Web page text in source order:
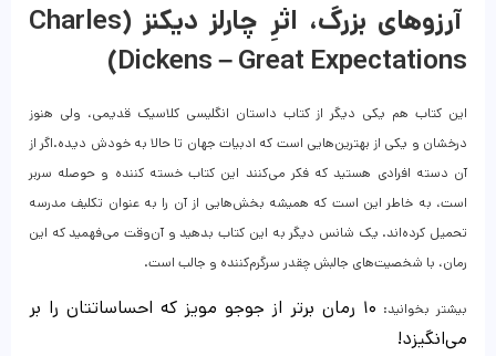
آرزوهای بزرگ، اثرِ چارلز دیکنز (Charles
Dickens – Great Expectations)
این کتاب هم یکی دیگر از کتاب داستان انگلیسی کلاسیک قدیمی، ولی هنوز
درخشان و یکی از بهترین‌هایی است که ادبیات جهان تا حالا به خودش دیده.اگر از
آن دسته افرادی هستید که فکر می‌کنند این کتاب خسته کننده و حوصله سربر
است، به خاطر این است که همیشه بخش‌هایی از آن را به عنوان تکلیف مدرسه
تحمیل کرده‌اند. یک شانس دیگر به این کتاب بدهید و آن‌وقت می‌فهمید که این
رمان، با شخصیت‌های جالبش چقدر سرگرم‌کننده و جالب است.
بیشتر بخوانید:
۱۰ رمان برتر از جوجو مویز که احساساتتان را بر
می‌انگیزد!